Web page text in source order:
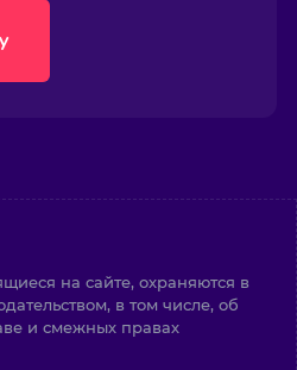
на сайте, охраняются в
в том числе, об
и смежных правах